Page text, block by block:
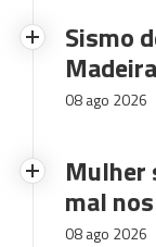
Sismo
08 ago 2026
Mulher
mal
08 ago 2026